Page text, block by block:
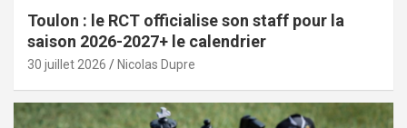
Toulon : le RCT officialise son staff pour la
saison 2026-2027+ le calendrier
30 juillet 2026 Nicolas Dupre